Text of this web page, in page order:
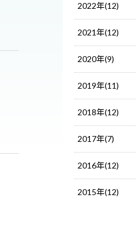
2022年(12)
2021年(12)
2020年(9)
2019年(11)
2018年(12)
2017年(7)
2016年(12)
2015年(12)